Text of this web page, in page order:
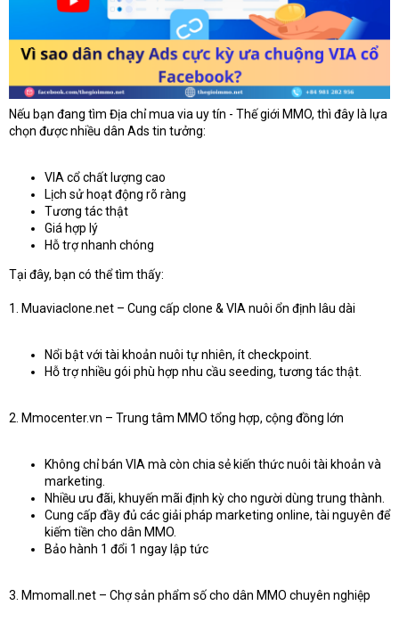
Nếu bạn đang tìm Địa chỉ mua via uy tín - Thế giới MMO, thì đây là lựa
chọn được nhiều dân Ads tin tưởng:
VIA cổ chất lượng cao
Lịch sử hoạt động rõ ràng
Tương tác thật
Giá hợp lý
Hỗ trợ nhanh chóng
Tại đây, bạn có thể tìm thấy:
1. Muaviaclone.net – Cung cấp clone & VIA nuôi ổn định lâu dài
Nổi bật với tài khoản nuôi tự nhiên, ít checkpoint.
Hỗ trợ nhiều gói phù hợp nhu cầu seeding, tương tác thật.
2. Mmocenter.vn – Trung tâm MMO tổng hợp, cộng đồng lớn
Không chỉ bán VIA mà còn chia sẻ kiến thức nuôi tài khoản và
marketing.
Nhiều ưu đãi, khuyến mãi định kỳ cho người dùng trung thành.
Cung cấp đầy đủ các giải pháp marketing online, tài nguyên để
kiếm tiền cho dân MMO.
Bảo hành 1 đổi 1 ngay lập tức
3. Mmomall.net – Chợ sản phẩm số cho dân MMO chuyên nghiệp